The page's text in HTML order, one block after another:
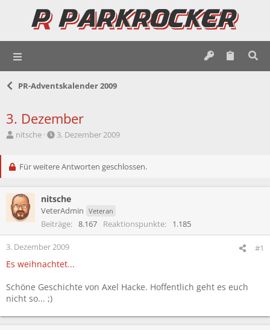
PR-Adventskalender 2009
3. Dezember
E
t
l
e
r
nitsche
E
t
l
t
a
m
3. Dezember 2009
Für weitere Antworten geschlossen.
nitsche
VeterAdmin Veteran
Beiträge 8.167 Reaktionspunkte 1.185
3. Dezember 2009 #1
Es weihnachtet...
Schöne Geschichte von Axel Hacke. Hoffentlich geht es euch
nicht so... ;)